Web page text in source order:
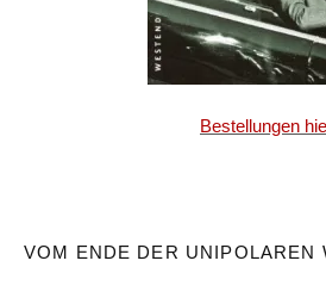
Bestellungen
VOM ENDE DER UNIPOLAREN